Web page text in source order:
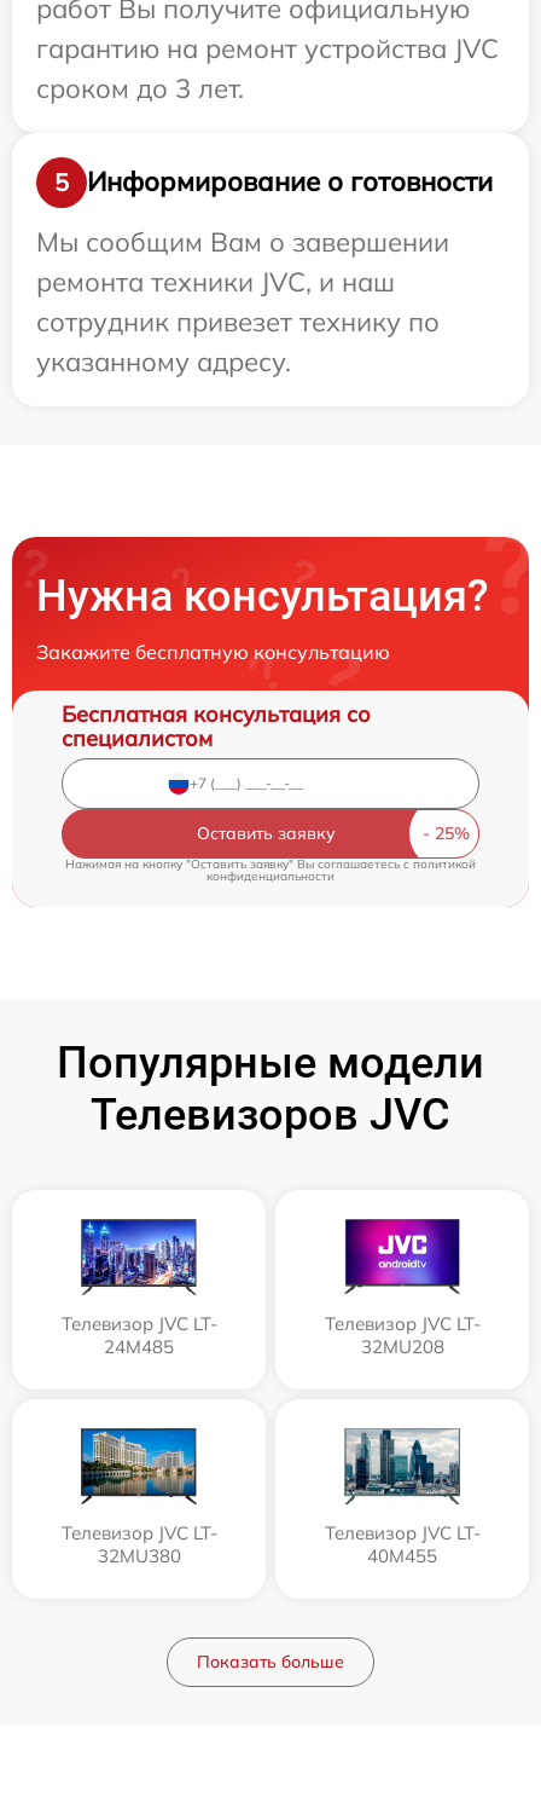
работ Вы получите официальную
гарантию на ремонт устройства JVC
сроком до 3 лет.
5
Информирование о готовности
Мы сообщим Вам о завершении
ремонта техники JVC, и наш
сотрудник привезет технику по
указанному адресу.
Нужна консультация?
Закажите бесплатную консультацию
Бесплатная консультация со
специалистом
Оставить заявку
Нажимая на кнопку "Оставить заявку" Вы соглашаетесь cполитикой
конфиденциальности
Популярные модели
Телевизоров JVC
Телевизор JVC LT-
24M485
Телевизор JVC LT-
32MU208
Телевизор JVC LT-
32MU380
Телевизор JVC LT-
40M455
Показать больше